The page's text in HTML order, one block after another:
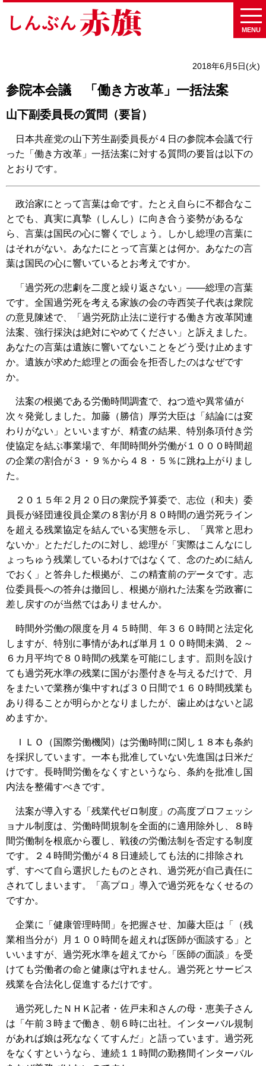
MENU
2018年6月5日(火)
参院本会議 「働き方改革」一括法案
山下副委員長の質問（要旨）
日本共産党の山下芳生副委員長が４日の参院本会議で行
った「働き方改革」一括法案に対する質問の要旨は以下の
とおりです。
政治家にとって言葉は命です。たとえ自らに不都合なこ
とでも、真実に真摯（しんし）に向き合う姿勢があるな
ら、言葉は国民の心に響くでしょう。しかし総理の言葉に
はそれがない。あなたにとって言葉とは何か。あなたの言
葉は国民の心に響いているとお考えですか。
「過労死の悲劇を二度と繰り返さない」――総理の言葉
です。全国過労死を考える家族の会の寺西笑子代表は衆院
の意見陳述で、「過労死防止法に逆行する働き方改革関連
法案、強行採決は絶対にやめてください」と訴えました。
あなたの言葉は遺族に響いてないことをどう受け止めます
か。遺族が求めた総理との面会を拒否したのはなぜです
か。
法案の根拠である労働時間調査で、ねつ造や異常値が
次々発覚しました。加藤（勝信）厚労大臣は「結論には変
わりがない」といいますが、精査の結果、特別条項付き労
使協定を結ぶ事業場で、年間時間外労働が１０００時間超
の企業の割合が３・９％から４８・５％に跳ね上がりまし
た。
２０１５年２月２０日の衆院予算委で、志位（和夫）委
員長が経団連役員企業の８割が月８０時間の過労死ライン
を超える残業協定を結んでいる実態を示し、「異常と思わ
ないか」とただしたのに対し、総理が「実際はこんなにし
ょっちゅう残業しているわけではなくて、念のために結ん
でおく」と答弁した根拠が、この精査前のデータです。志
位委員長への答弁は撤回し、根拠が崩れた法案を労政審に
差し戻すのが当然ではありませんか。
時間外労働の限度を月４５時間、年３６０時間と法定化
しますが、特別に事情があれば単月１００時間未満、２～
６カ月平均で８０時間の残業を可能にします。罰則を設け
ても過労死水準の残業に国がお墨付きを与えるだけで、月
をまたいで業務が集中すれば３０日間で１６０時間残業も
あり得ることが明らかとなりましたが、歯止めはないと認
めますか。
ＩＬＯ（国際労働機関）は労働時間に関し１８本も条約
を採択しています。一本も批准していない先進国は日米だ
けです。長時間労働をなくすというなら、条約を批准し国
内法を整備すべきです。
法案が導入する「残業代ゼロ制度」の高度プロフェッシ
ョナル制度は、労働時間規制を全面的に適用除外し、８時
間労働制を根底から覆し、戦後の労働法制を否定する制度
です。２４時間労働が４８日連続しても法的に排除され
ず、すべて自ら選択したものとされ、過労死が自己責任に
されてしまいます。「高プロ」導入で過労死をなくせるの
ですか。
企業に「健康管理時間」を把握させ、加藤大臣は「（残
業相当分が）月１００時間を超えれば医師が面談する」と
いいますが、過労死水準を超えてから「医師の面談」を受
けても労働者の命と健康は守れません。過労死とサービス
残業を合法化し促進するだけです。
過労死したＮＨＫ記者・佐戸未和さんの母・恵美子さん
は「午前３時まで働き、朝６時に出社。インターバル規制
があれば娘は死ななくてすんだ」と語っています。過労死
をなくすというなら、連続１１時間の勤務間インターバル